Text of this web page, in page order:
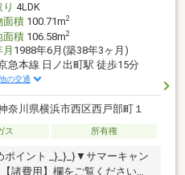
り 4LDK
面積100.71m2
面積106.58m2
1988年6月(築38年3ヶ月)
急本線 日ノ出町駅 徒歩15分
の交通
奈川県横浜市西区西戸部町１
ス 所有権
ポイント _}_}_}▼サマーキャン
諸費用】欄をご覧ください◆